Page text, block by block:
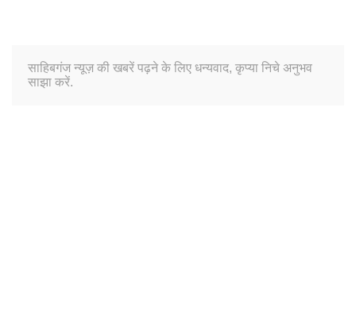
साहिबगंज न्यूज़ की खबरें पढ़ने के लिए धन्यवाद, कृप्या निचे अनुभव
साझा करें.